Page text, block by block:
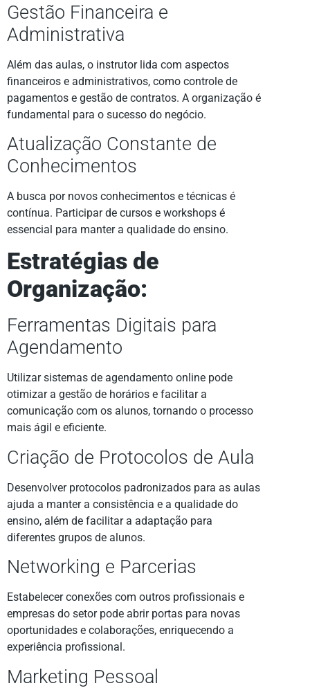
Gestão Financeira e
Administrativa
Além das aulas, o instrutor lida com aspectos
financeiros e administrativos, como controle de
pagamentos e gestão de contratos. A organização é
fundamental para o sucesso do negócio.
Atualização Constante de
Conhecimentos
A busca por novos conhecimentos e técnicas é
contínua. Participar de cursos e workshops é
essencial para manter a qualidade do ensino.
Estratégias de
Organização:
Ferramentas Digitais para
Agendamento
Utilizar sistemas de agendamento online pode
otimizar a gestão de horários e facilitar a
comunicação com os alunos, tornando o processo
mais ágil e eficiente.
Criação de Protocolos de Aula
Desenvolver protocolos padronizados para as aulas
ajuda a manter a consistência e a qualidade do
ensino, além de facilitar a adaptação para
diferentes grupos de alunos.
Networking e Parcerias
Estabelecer conexões com outros profissionais e
empresas do setor pode abrir portas para novas
oportunidades e colaborações, enriquecendo a
experiência profissional.
Marketing Pessoal